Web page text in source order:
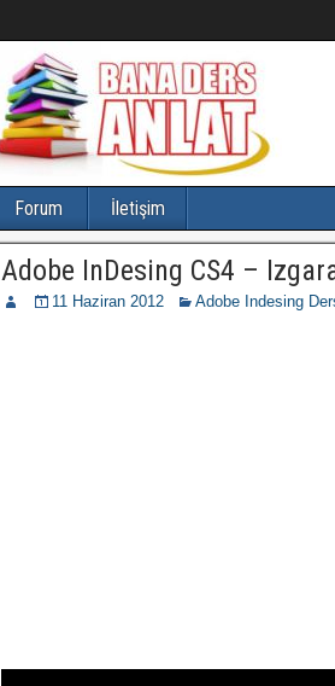
Forum İletişim
Adobe InDesing CS4 –
11 Haziran 2012 Adobe Indesing